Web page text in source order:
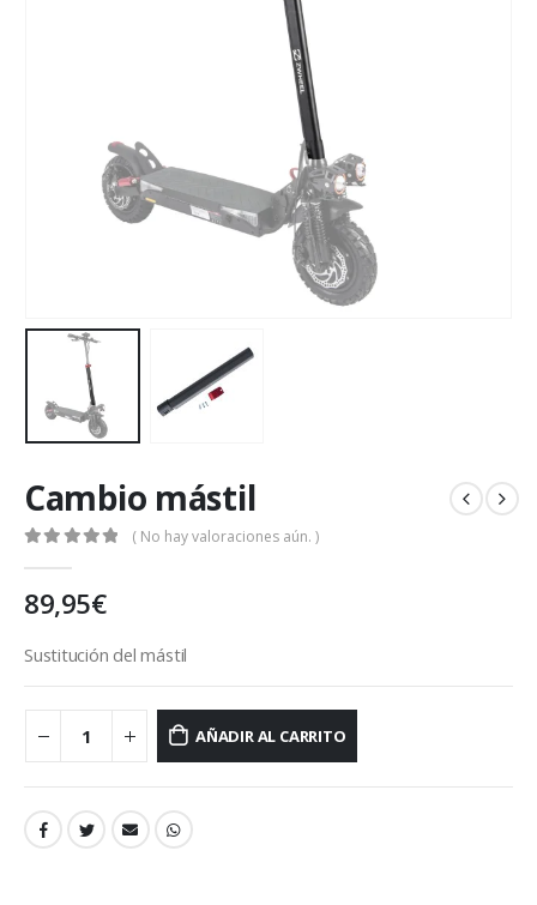
Cambio mástil
( No hay valoraciones aún. )
89,95€
Sustitución del mástil
AÑADIR AL CARRITO